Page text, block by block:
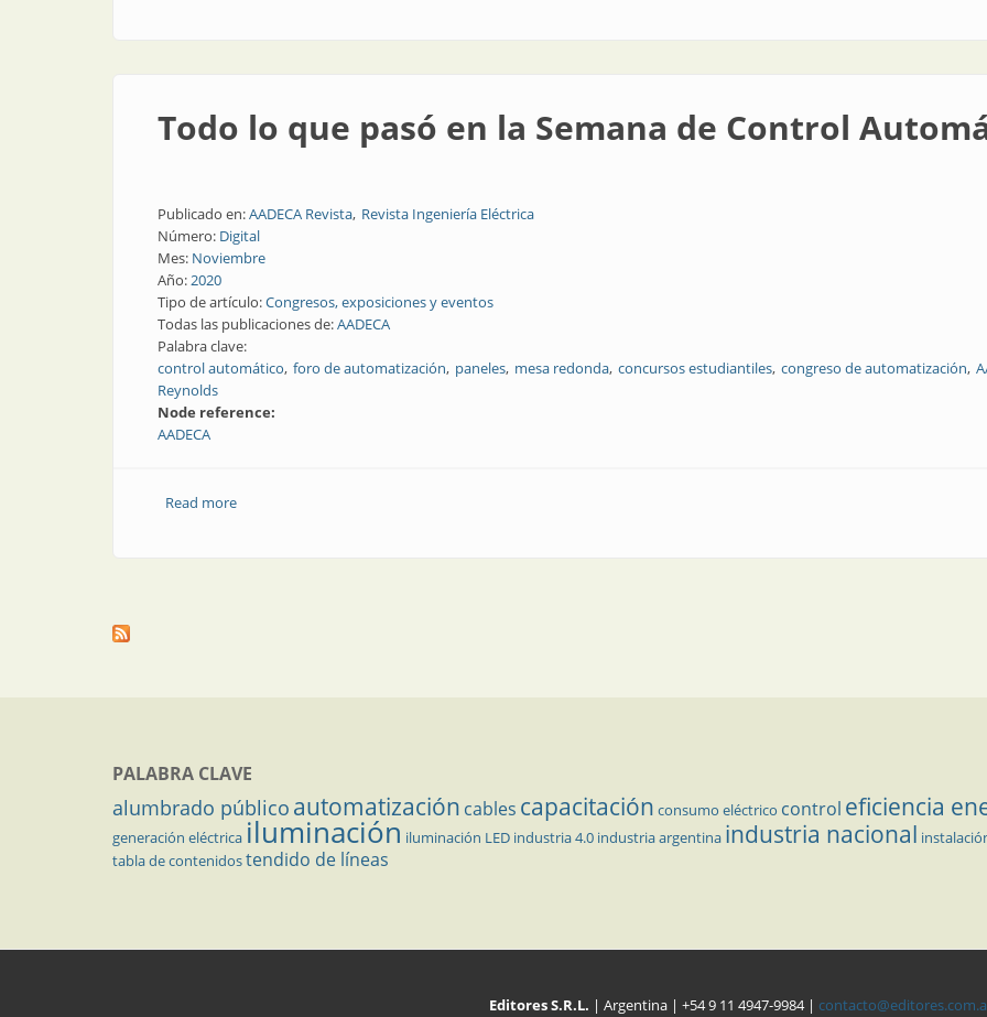
Todo lo que pasó en la Semana de Control
Publicado en:AADECA Revista Revista Ingeniería Eléctrica
Número: Digital
Mes: Noviembre
Año:2020
Tipo de artículo:Congresos, exposiciones y eventos
Todas las publicaciones de:AADECA
Palabra clave:
control automático foro de automatización paneles mesa redonda concursos estudiantiles congreso de automatización
Reynolds
Node reference:
AADECA
Read moreabout Todo lo que pasó en la Semana de Control Automático AADECA 2020
PALABRA CLAVE
alumbrado público automatización cables capacitación consumo eléctrico control eficiencia
generación eléctrica iluminación iluminación LED industria 4.0 industria argentina industria nacional
tabla de contenidostendido de líneas
Editores S.R.L. | Argentina | +54 9 11 4947-9984 |